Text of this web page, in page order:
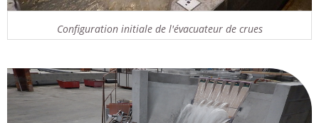
Configuration initiale de l'évacuateur de crues